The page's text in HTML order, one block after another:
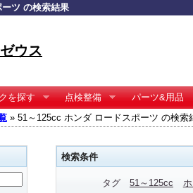
ツ の検索結果
ウス
を探す 点検整備
パーツ&用品
» 51～125cc ホンダ ロードスポーツ の検索
検索条件
タグ 51～125cc